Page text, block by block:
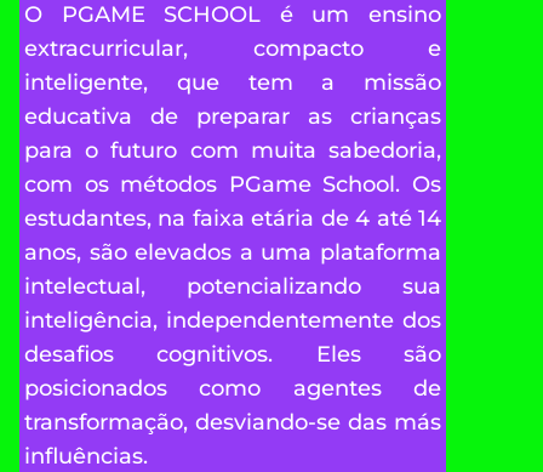
O PGAME SCHOOL é um ensino
extracurricular, compacto e
inteligente, que tem a missão
educativa de preparar as crianças
para o futuro com muita sabedoria,
com os métodos PGame School. Os
estudantes, na faixa etária de 4 até 14
anos, são elevados a uma plataforma
intelectual, potencializando sua
inteligência, independentemente dos
desafios cognitivos. Eles são
posicionados como agentes de
transformação, desviando-se das más
influências.